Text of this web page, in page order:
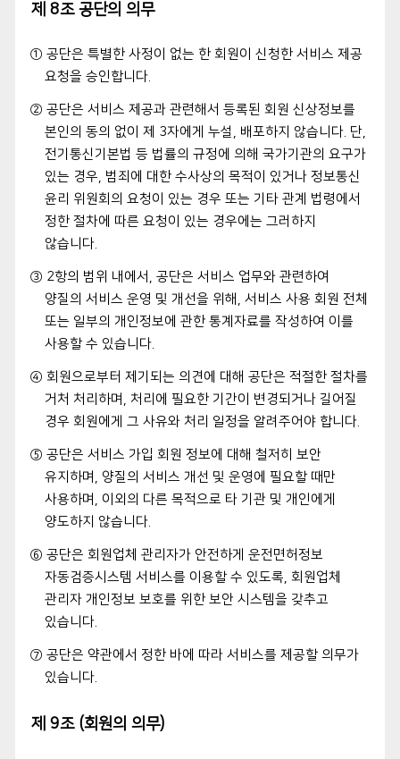
제 8조 공단의 의무
① 공단은 특별한 사정이 없는 한 회원이 신청한 서비스 제공
요청을 승인합니다.
② 공단은 서비스 제공과 관련해서 등록된 회원 신상정보를
본인의 동의 없이 제 3자에게 누설, 배포하지 않습니다. 단,
전기통신기본법 등 법률의 규정에 의해 국가기관의 요구가
있는 경우, 범죄에 대한 수사상의 목적이 있거나 정보통신
윤리 위원회의 요청이 있는 경우 또는 기타 관계 법령에서
정한 절차에 따른 요청이 있는 경우에는 그러하지
않습니다.
③ 2항의 범위 내에서, 공단은 서비스 업무와 관련하여
양질의 서비스 운영 및 개선을 위해, 서비스 사용 회원 전체
또는 일부의 개인정보에 관한 통계자료를 작성하여 이를
사용할 수 있습니다.
④ 회원으로부터 제기되는 의견에 대해 공단은 적절한 절차를
거처 처리하며, 처리에 필요한 기간이 변경되거나 길어질
경우 회원에게 그 사유와 처리 일정을 알려주어야 합니다.
⑤ 공단은 서비스 가입 회원 정보에 대해 철저히 보안
유지하며, 양질의 서비스 개선 및 운영에 필요할 때만
사용하며, 이외의 다른 목적으로 타 기관 및 개인에게
양도하지 않습니다.
⑥ 공단은 회원업체 관리자가 안전하게 운전면허정보
자동검증시스템 서비스를 이용할 수 있도록, 회원업체
관리자 개인정보 보호를 위한 보안 시스템을 갖추고
있습니다.
⑦ 공단은 약관에서 정한 바에 따라 서비스를 제공할 의무가
있습니다.
제 9조 (회원의 의무)